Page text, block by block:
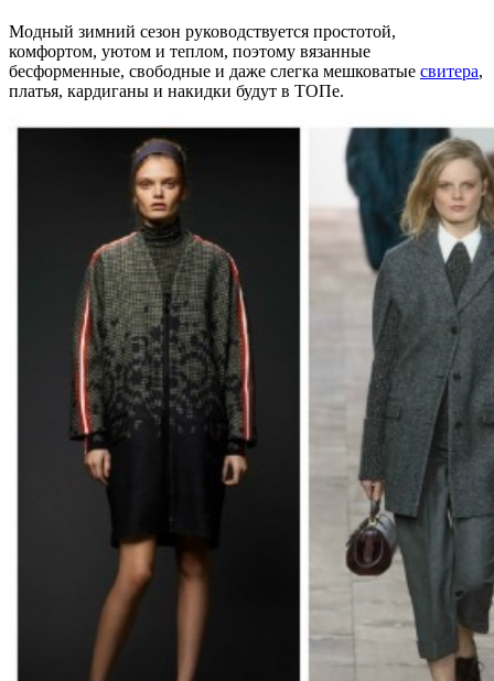
Модный зимний сезон руководствуется простотой,
комфортом, уютом и теплом, поэтому вязанные
бесформенные, свободные и даже слегка мешковатые свитера,
платья, кардиганы и накидки будут в ТОПе.